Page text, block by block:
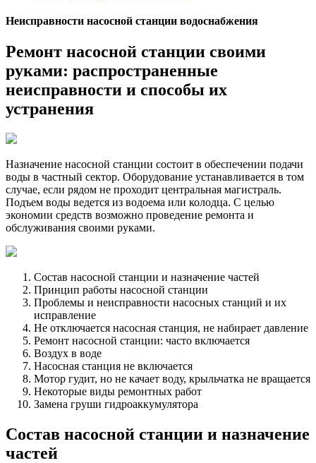
Неисправности насосной станции водоснабжения
Ремонт насосной станции своими
руками: распространенные
неисправности и способы их
устранения
Назначение насосной станции состоит в обеспечении подачи
воды в частный сектор. Оборудование устанавливается в том
случае, если рядом не проходит центральная магистраль.
Подъем воды ведется из водоема или колодца. С целью
экономии средств возможно проведение ремонта и
обслуживания своими руками.
Состав насосной станции и назначение частей
Принцип работы насосной станции
Проблемы и неисправности насосных станций и их
исправление
Не отключается насосная станция, не набирает давление
Ремонт насосной станции: часто включается
Воздух в воде
Насосная станция не включается
Мотор гудит, но не качает воду, крыльчатка не вращается
Некоторые виды ремонтных работ
Замена груши гидроаккумулятора
Состав насосной станции и назначение
частей